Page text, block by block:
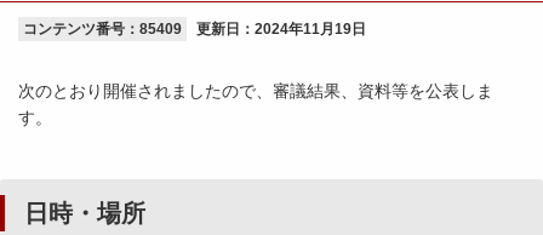
コンテンツ番号：85409 更新日： 2024年11月19日
次のとおり開催されましたので、審議結果、資料等を公表しま
す。
日時・場所